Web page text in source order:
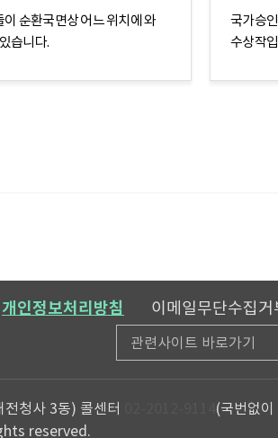
순환국면상 어느 위치에 와
습니다.
국가승
수상작
개인정보처리방침 이메일무단수집거
관련사이트 바로가기
전청사 3동) 콜센터 (국번없이
reserved.